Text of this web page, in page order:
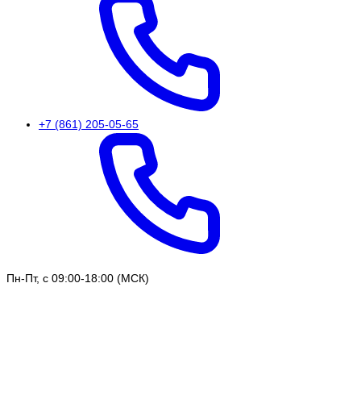
+7 (861) 205-05-65
Пн-Пт, с 09:00-18:00 (МСК)